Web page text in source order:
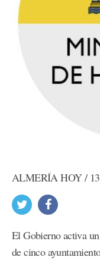
ALMERÍA HOY /
El Gobierno activa un
de cinco